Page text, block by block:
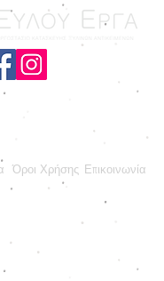
Όροι Χρήσης Επικοινωνία